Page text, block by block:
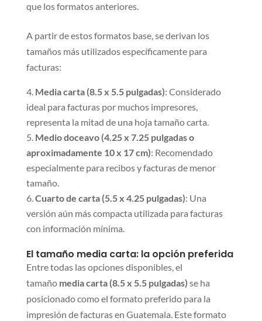
que los formatos anteriores.
A partir de estos formatos base, se derivan los
tamaños más utilizados específicamente para
facturas:
Media carta (8.5 x 5.5 pulgadas): Considerado
ideal para facturas por muchos impresores,
representa la mitad de una hoja tamaño carta.
Medio doceavo (4.25 x 7.25 pulgadas o
aproximadamente 10 x 17 cm): Recomendado
especialmente para recibos y facturas de menor
tamaño.
Cuarto de carta (5.5 x 4.25 pulgadas): Una
versión aún más compacta utilizada para facturas
con información mínima.
El tamaño media carta: la opción preferida
Entre todas las opciones disponibles, el
tamaño media carta (8.5 x 5.5 pulgadas) se ha
posicionado como el formato preferido para la
impresión de facturas en Guatemala. Este formato